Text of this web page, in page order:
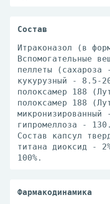
Состав
Итраконазол (в
Вспомогательные
пеллеты (сахароза
кукурузный - 8.5-
полоксамер 188
полоксамер 188
гипромеллоза -
Состав капсул
титана диоксид -
100%.
Фармакодинамика